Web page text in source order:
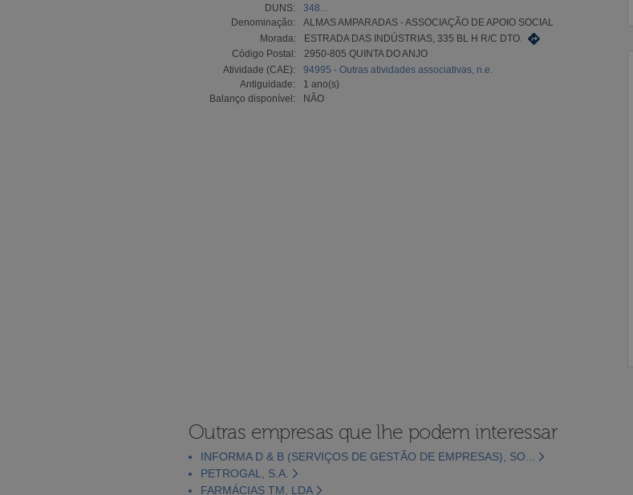
DUNS:
348...
Denominação:
ALMAS AMPARADAS - ASSOCIAÇÃO DE APOIO SOCIAL
Morada:
ESTRADA DAS INDÚSTRIAS, 335 BL H R/C DTO.
Código Postal:
2950-805 QUINTA DO ANJO
Atividade (CAE):
94995 - Outras atividades associativas, n.e.
Antiguidade:
1 ano(s)
Balanço disponível:
NÃO
Outras empresas que lhe podem interessar
INFORMA D & B (SERVIÇOS DE GESTÃO DE EMPRESAS), SO...
PETROGAL, S.A.
FARMÁCIAS TM, LDA